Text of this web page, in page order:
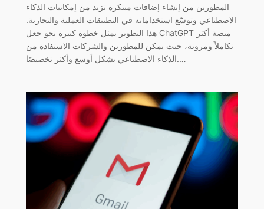
المطورين من إنشاء إضافات مبتكرة تزيد من إمكانيات الذكاء
الاصطناعي وتوسّع استخداماته في التطبيقات العملية والتجارية.
هذا التطوير يمثل خطوة كبيرة نحو جعل ChatGPT منصة أكثر
تكاملاً ومرونة، حيث يمكن للمطورين والشركات الاستفادة من
الذكاء الاصطناعي بشكل أوسع وأكثر تخصيصًا.…